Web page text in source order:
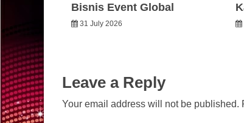
Bisnis Event Global
31 July 2026
Leave a Reply
Your email address will not be published.